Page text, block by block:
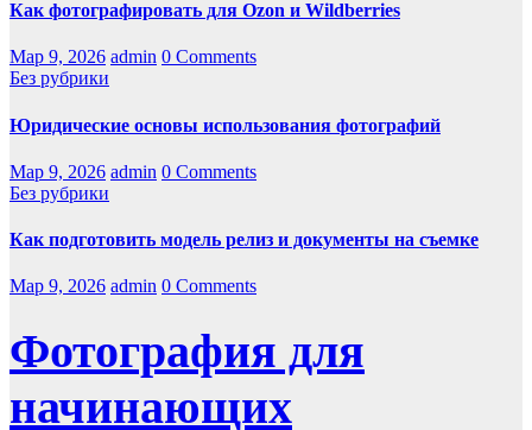
Как фотографировать для Ozon и Wildberries
Мар 9, 2026 admin 0 Comments
Без рубрики
Юридические основы использования фотографий
Мар 9, 2026 admin 0 Comments
Без рубрики
Как подготовить модель релиз и документы на съемке
Мар 9, 2026 admin 0 Comments
Фотография для
начинающих